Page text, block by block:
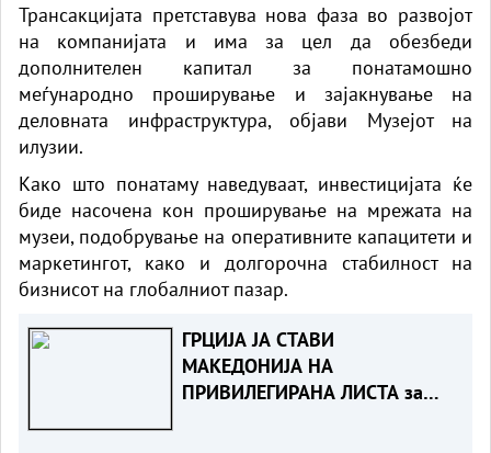
Трансакцијата претставува нова фаза во развојот
на компанијата и има за цел да обезбеди
дополнителен капитал за понатамошно
меѓународно проширување и зајакнување на
деловната инфраструктура, објави Музејот на
илузии.
Како што понатаму наведуваат, инвестицијата ќе
биде насочена кон проширување на мрежата на
музеи, подобрување на оперативните капацитети и
маркетингот, како и долгорочна стабилност на
бизнисот на глобалниот пазар.
ГРЦИЈА ЈА СТАВИ
МАКЕДОНИЈА НА
ПРИВИЛЕГИРАНА ЛИСТА за